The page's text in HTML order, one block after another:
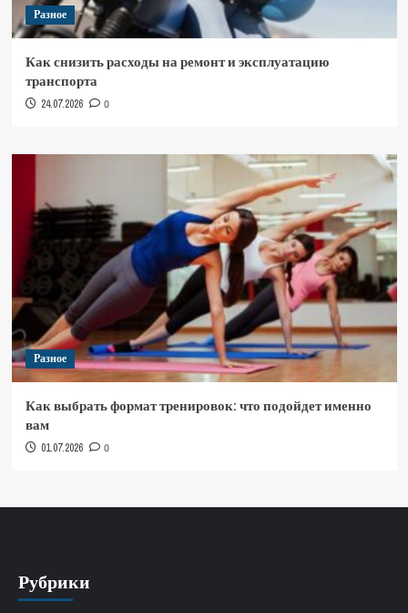
Разное
Как снизить расходы на ремонт и эксплуатацию
транспорта
24.07.2026 0
Разное
Как выбрать формат тренировок: что подойдет именно
вам
01.07.2026 0
Рубрики